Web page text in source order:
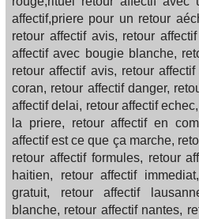
affectif,priere pour un retour
retour affectif avis, retour
affectif avec bougie blanche,
retour affectif avis, retour
coran, retour affectif danger,
affectif delai, retour affectif
la priere, retour affectif en
affectif est ce que ça marche,
retour affectif formules, retour
haitien, retour affectif
gratuit, retour affectif
blanche, retour affectif nantes,